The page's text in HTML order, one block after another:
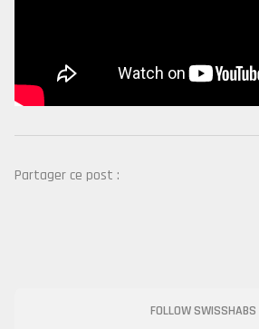
Partager ce post :
FOLLOW SWISSHABS